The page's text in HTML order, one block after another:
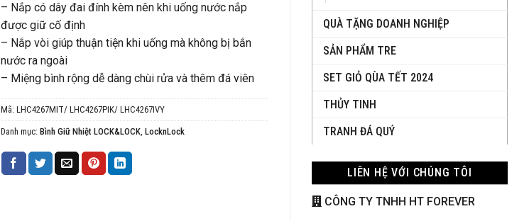
QUÀ TẶNG DOANH NGHIỆP
SẢN PHẨM TRE
SET GIỎ QÙA TẾT 2024
THỦY TINH
TRANH ĐÁ QUÝ
LIÊN HỆ VỚI CHÚNG TÔI
CÔNG TY TNHH HT FOREVER
– Nắp có dây đai đính kèm nên khi uống nước nắp
được giữ cố định
– Nắp vòi giúp thuận tiện khi uống mà không bị bắn
nước ra ngoài
– Miệng bình rộng dễ dàng chùi rửa và thêm đá viên
Mã: LHC4267MIT/ LHC4267PIK/ LHC4267IVY
Danh mục: Bình Giữ Nhiệt LOCK&LOCK, LocknLock